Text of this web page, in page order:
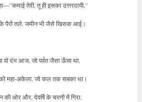
तेरी, तू ही इसका उत्तरदायी,”
पैरों तले, जमीन भी जैसे खिसक आई।
वो दंभ आज, जो पर्वत जैसा ऊँचा था,
महा-अकेला, जो कल तक सबका था।
की ओर और, देवर्षि के चरणों में गिरा,